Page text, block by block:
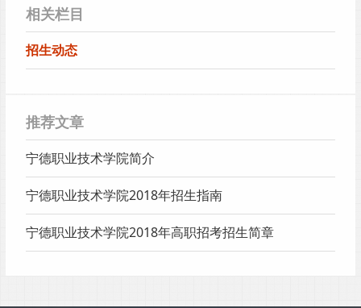
相关栏目
招生动态
推荐文章
宁德职业技术学院简介
宁德职业技术学院2018年招生指南
宁德职业技术学院2018年高职招考招生简章